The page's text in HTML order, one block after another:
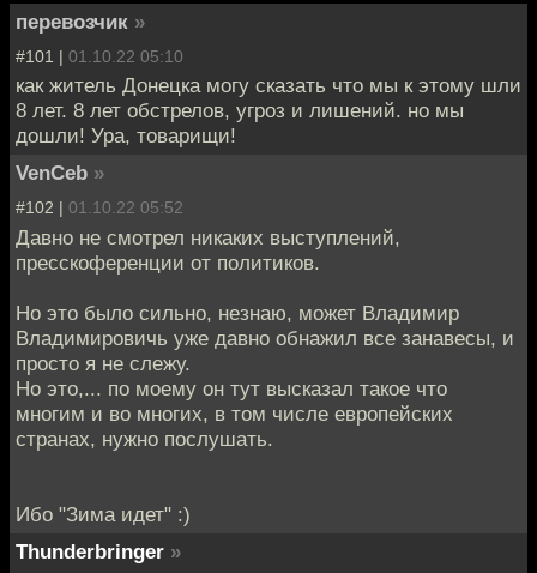
перевозчик »
#101 | 01.10.22 05:10
как житель Донецка могу сказать что мы к этому шли
8 лет. 8 лет обстрелов, угроз и лишений. но мы
дошли! Ура, товарищи!
VenCeb »
#102 | 01.10.22 05:52
Давно не смотрел никаких выступлений,
пресскоференции от политиков.
Но это было сильно, незнаю, может Владимир
Владимировичь уже давно обнажил все занавесы, и
просто я не слежу.
Но это,... по моему он тут высказал такое что
многим и во многих, в том числе европейских
странах, нужно послушать.
Ибо "Зима идет" :)
Thunderbringer »